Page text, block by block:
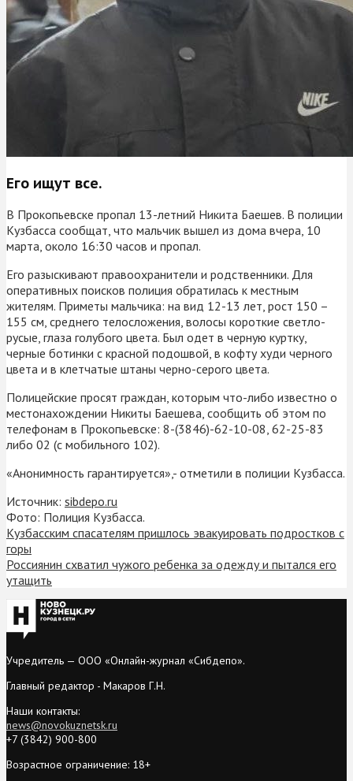
Его ищут все.
В Прокопьевске пропал 13-летний Никита Баешев. В полиции
Кузбасса сообщат, что мальчик вышел из дома вчера, 10
марта, около 16:30 часов и пропал.
Его разыскивают правоохранители и родственники. Для
оперативных поисков полиция обратилась к местным
жителям. Приметы мальчика: на вид 12-13 лет, рост 150 –
155 см, среднего телосложения, волосы короткие светло-
русые, глаза голубого цвета. Был одет в черную куртку,
черные ботинки c красной подошвой, в кофту худи черного
цвета и в клетчатые штаны черно-серого цвета.
Полицейские просят граждан, которым что-либо известно о
местонахождении Никиты Баешева, сообщить об этом по
телефонам в Прокопьевске: 8-(3846)-62-10-08, 62-25-83
либо 02 (с мобильного 102).
«Анонимность гарантируется»,- отметили в полиции Кузбасса.
Источник: sibdepo.ru
Фото: Полиция Кузбасса.
Кузбасским спасателям пришлось эвакуировать подростков с
горы
Россиянин схватил чужого ребенка за одежду и пытался его
утащить
Учредитель — ООО «Онлайн-журнал «Сибдепо».
Главный редактор - Макаров Г.Н.
Наши контакты:
news@novokuznetsk.ru
+7 (3842) 900-800
Возрастное ограничение: 18+